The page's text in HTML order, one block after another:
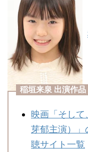
稲垣来泉 出演作品
映画「そし
芽郁主演）」
聴サイト一覧